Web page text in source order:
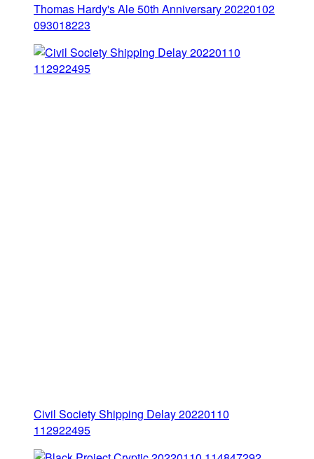
Thomas Hardy's Ale 50th Anniversary 20220102
093018223
Civil Society Shipping Delay 20220110
112922495